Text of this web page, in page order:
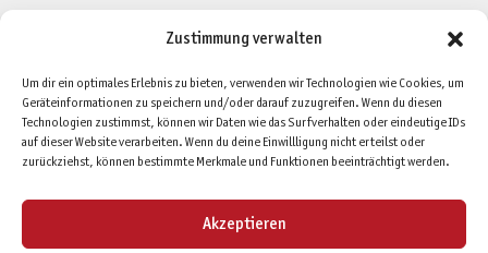
Zustimmung verwalten
Um dir ein optimales Erlebnis zu bieten, verwenden wir Technologien wie Cookies, um
Geräteinformationen zu speichern und/oder darauf zuzugreifen. Wenn du diesen
Technologien zustimmst, können wir Daten wie das Surfverhalten oder eindeutige IDs
auf dieser Website verarbeiten. Wenn du deine Einwillligung nicht erteilst oder
zurückziehst, können bestimmte Merkmale und Funktionen beeinträchtigt werden.
Akzeptieren
Datenschutzerklärung Impressum
Cookie-Richtlinie (EU)
© 2026 Blog und News Pegasus Spiele